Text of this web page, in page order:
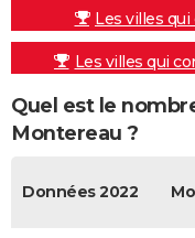
Les villes
Les villes qui
Quel est le
Montereau ?
Données 2022